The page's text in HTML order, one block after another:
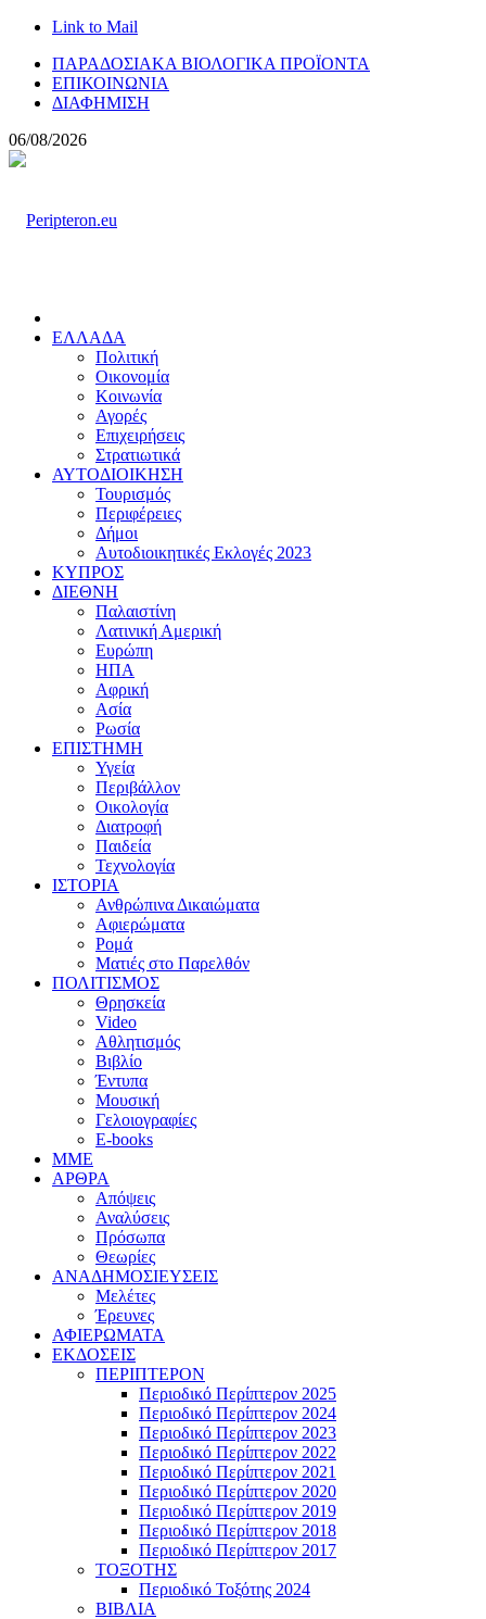
Link to Mail
ΠΑΡΑΔΟΣΙΑΚΑ ΒΙΟΛΟΓΙΚΑ ΠΡΟΪΟΝΤΑ
ΕΠΙΚΟΙΝΩΝΙΑ
ΔΙΑΦΗΜΙΣΗ
06/08/2026
ΕΛΛΑΔΑ
Πολιτική
Οικονομία
Κοινωνία
Αγορές
Επιχειρήσεις
Στρατιωτικά
ΑΥΤΟΔΙΟΙΚΗΣΗ
Τουρισμός
Περιφέρειες
Δήμοι
Αυτοδιοικητικές Εκλογές 2023
ΚΥΠΡΟΣ
ΔΙΕΘΝΗ
Παλαιστίνη
Λατινική Αμερική
Ευρώπη
ΗΠΑ
Αφρική
Ασία
Ρωσία
ΕΠΙΣΤΗΜΗ
Υγεία
Περιβάλλον
Οικολογία
Διατροφή
Παιδεία
Τεχνολογία
ΙΣΤΟΡΙΑ
Ανθρώπινα Δικαιώματα
Αφιερώματα
Ρομά
Ματιές στο Παρελθόν
ΠΟΛΙΤΙΣΜΟΣ
Θρησκεία
Video
Αθλητισμός
Βιβλίο
Έντυπα
Μουσική
Γελοιογραφίες
E-books
MME
ΑΡΘΡΑ
Απόψεις
Αναλύσεις
Πρόσωπα
Θεωρίες
ΑΝΑΔΗΜΟΣΙΕΥΣΕΙΣ
Μελέτες
Έρευνες
ΑΦΙΕΡΩΜΑΤΑ
ΕΚΔΟΣΕΙΣ
ΠΕΡΙΠΤΕΡΟΝ
Περιοδικό Περίπτερον 2025
Περιοδικό Περίπτερον 2024
Περιοδικό Περίπτερον 2023
Περιοδικό Περίπτερον 2022
Περιοδικό Περίπτερον 2021
Περιοδικό Περίπτερον 2020
Περιοδικό Περίπτερον 2019
Περιοδικό Περίπτερον 2018
Περιοδικό Περίπτερον 2017
ΤΟΞΟΤΗΣ
Περιοδικό Τοξότης 2024
ΒΙΒΛΙΑ